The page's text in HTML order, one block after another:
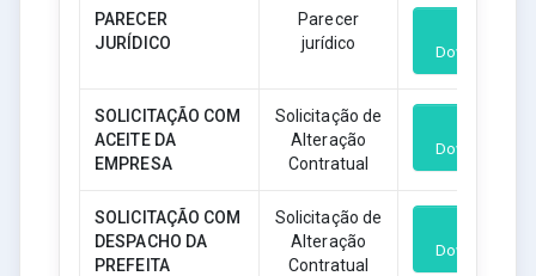
PARECER
JURÍDICO
Parecer
jurídico
Download
SOLICITAÇÃO COM
ACEITE DA
EMPRESA
Solicitação de
Alteração
Contratual
Download
SOLICITAÇÃO COM
DESPACHO DA
PREFEITA
Solicitação de
Alteração
Contratual
Download